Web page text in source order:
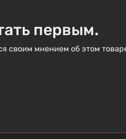
первым.
своим мнением об этом